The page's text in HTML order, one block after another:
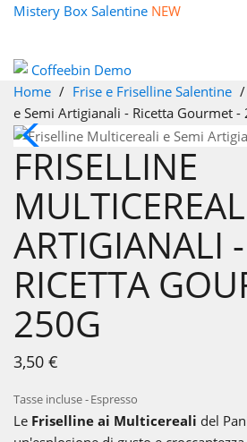
Mistery Box Salentine NEW
Home Frise e Friselline Salentine
e Semi Artigianali - Ricetta Gourmet -
Nuovo
FRISELLINE
ARTIGIANALI -
RICETTA
250G
3,50 €
Tasse incluse Espresso
Le Friselline ai Multicereali del